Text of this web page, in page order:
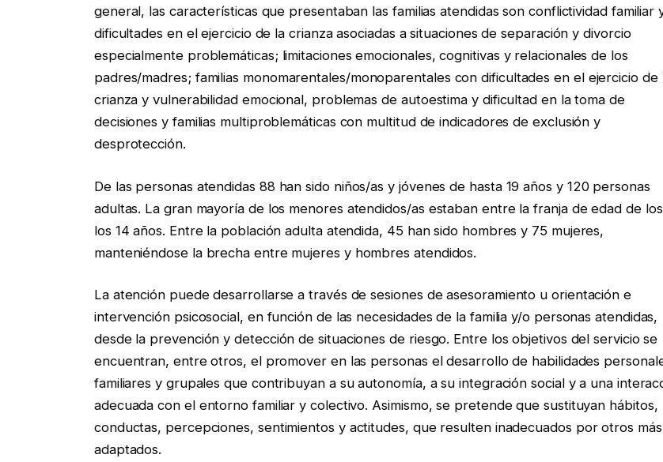
general, las características que presentaban las familias atendidas son conflictividad familiar
dificultades en el ejercicio de la crianza asociadas a situaciones de separación y divorcio
especialmente problemáticas; limitaciones emocionales, cognitivas y relacionales de los
padres/madres; familias monomarentales/monoparentales con dificultades en el ejercicio de
crianza y vulnerabilidad emocional, problemas de autoestima y dificultad en la toma de
decisiones y familias multiproblemáticas con multitud de indicadores de exclusión y
desprotección.
De las personas atendidas 88 han sido niños/as y jóvenes de hasta 19 años y 120 personas
adultas. La gran mayoría de los menores atendidos/as estaban entre la franja de edad de
los 14 años. Entre la población adulta atendida, 45 han sido hombres y 75 mujeres,
manteniéndose la brecha entre mujeres y hombres atendidos.
La atención puede desarrollarse a través de sesiones de asesoramiento u orientación e
intervención psicosocial, en función de las necesidades de la familia y/o personas atendidas,
desde la prevención y detección de situaciones de riesgo. Entre los objetivos del servicio se
encuentran, entre otros, el promover en las personas el desarrollo de habilidades
familiares y grupales que contribuyan a su autonomía, a su integración social y a una
adecuada con el entorno familiar y colectivo. Asimismo, se pretende que sustituyan hábitos,
conductas, percepciones, sentimientos y actitudes, que resulten inadecuados por otros más
adaptados.